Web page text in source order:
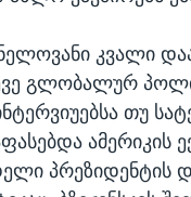
კვალი
გლობალურ
თუ
ამერიკის